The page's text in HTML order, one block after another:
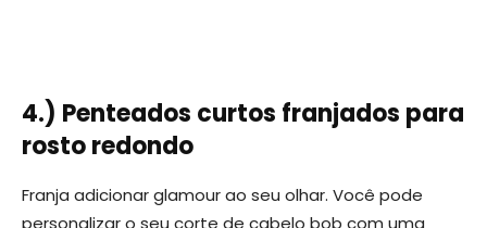
4.) Penteados curtos franjados para
rosto redondo
Franja adicionar glamour ao seu olhar. Você pode
personalizar o seu corte de cabelo bob com uma